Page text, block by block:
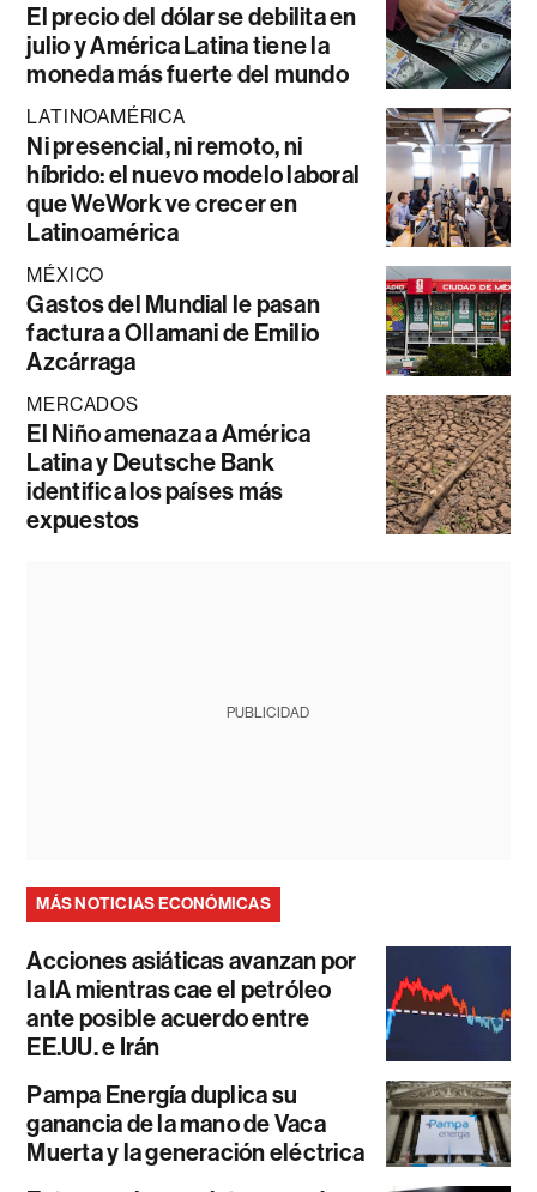
El precio del dólar se debilita en
julio y América Latina tiene la
moneda más fuerte del mundo
LATINOAMÉRICA
Ni presencial, ni remoto, ni
híbrido: el nuevo modelo laboral
que WeWork ve crecer en
Latinoamérica
MÉXICO
Gastos del Mundial le pasan
factura a Ollamani de Emilio
Azcárraga
MERCADOS
El Niño amenaza a América
Latina y Deutsche Bank
identifica los países más
expuestos
PUBLICIDAD
MÁS NOTICIAS ECONÓMICAS
Acciones asiáticas avanzan por
la IA mientras cae el petróleo
ante posible acuerdo entre
EE.UU. e Irán
Pampa Energía duplica su
ganancia de la mano de Vaca
Muerta y la generación eléctrica